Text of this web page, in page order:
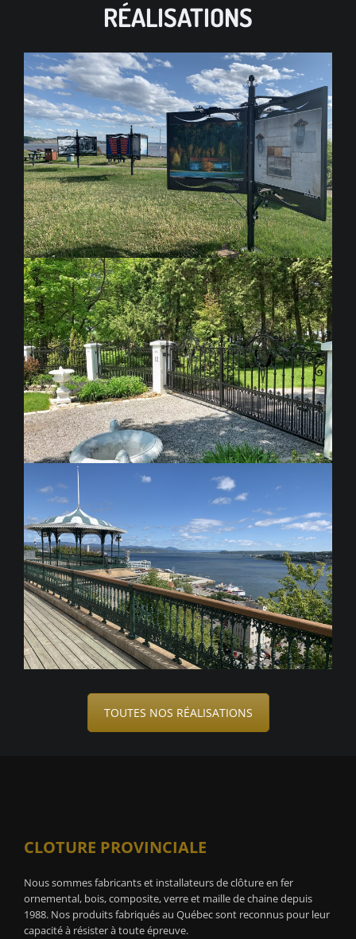
RÉALISATIONS
TOUTES NOS RÉALISATIONS
CLOTURE PROVINCIALE
Nous sommes fabricants et installateurs de clôture en fer
ornemental, bois, composite, verre et maille de chaine depuis
1988. Nos produits fabriqués au Québec sont reconnus pour leur
capacité à résister à toute épreuve.